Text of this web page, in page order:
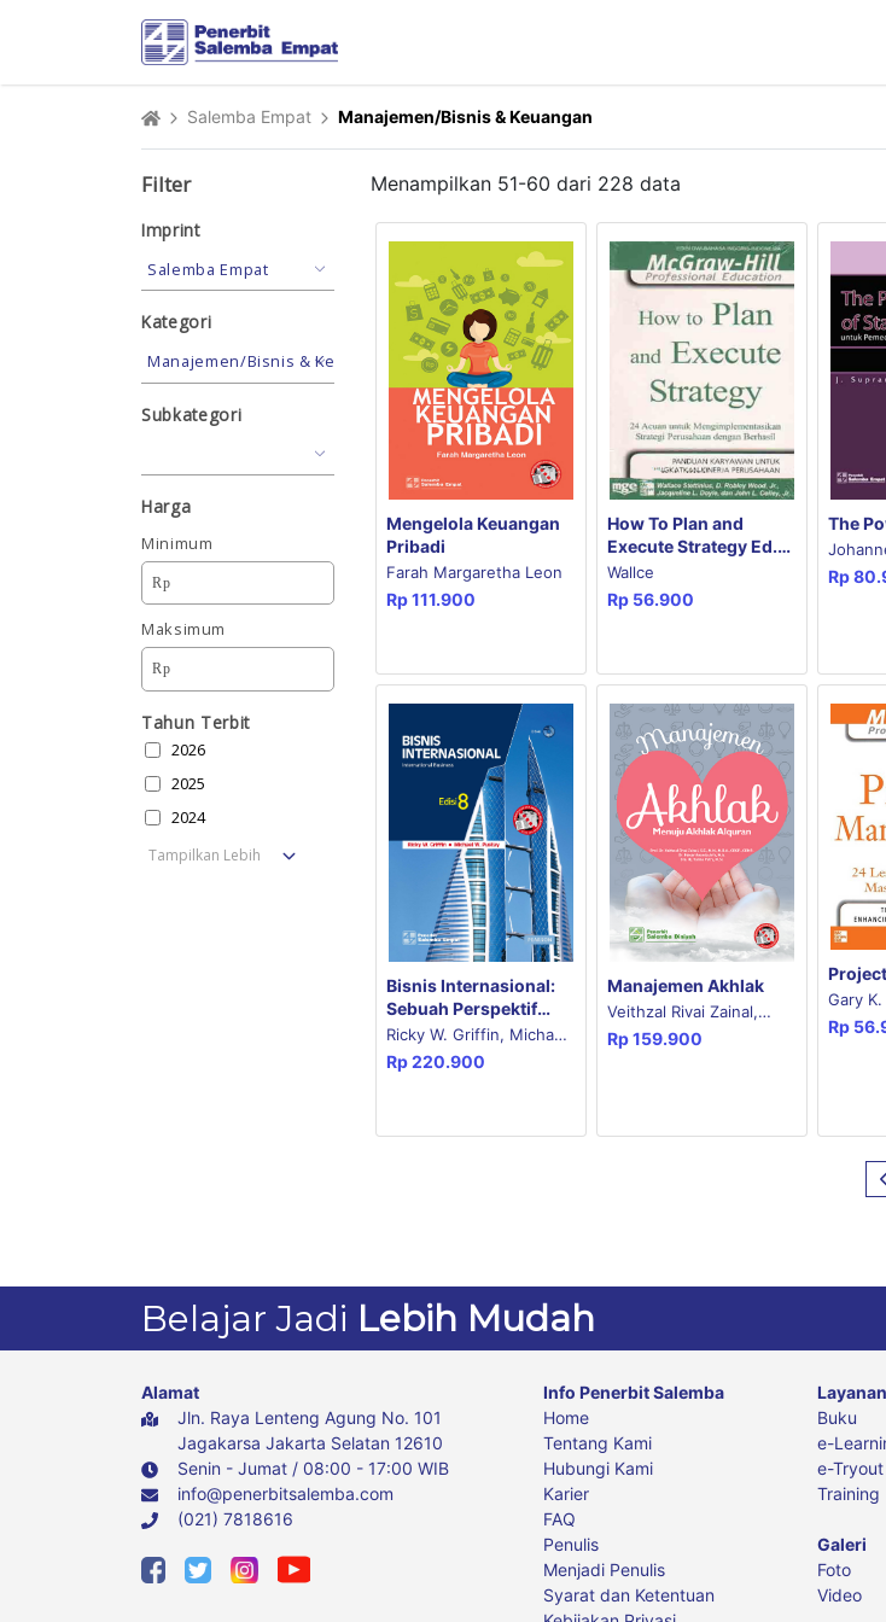
Salemba Empat Manajemen/Bisnis & Keuangan
Filter
Imprint
Kategori
Subkategori
Harga
Minimum
Rp
Maksimum
Rp
Tahun Terbit
2026
2025
2024
Tampilkan Lebih
Menampilkan 51-60 dari 228 data
Mengelola Keuangan
Pribadi
Farah Margaretha Leon
Rp111.900
How To Plan and
Execute Strategy Ed.
Dwi Bahasa
Wallce
Rp 56.900
The
Rp
Bisnis Internasional:
Sebuah Perspektif
Manajerial Edisi ke-8
CD-Book
Ricky W. Griffin, Michael
W. Pustay
Rp220.900
Manajemen Akhlak
Veithzal Rivai Zainal,
Faisar Ananda Arfa,
Rp159.900
Gary
Rp
Belajar Jadi Lebih Mudah
Alamat
Jln. Raya Lenteng Agung No. 101
Jagakarsa Jakarta Selatan 12610
Senin - Jumat / 08:00 - 17:00 WIB
info@penerbitsalemba.com
(021) 7818616
Info Penerbit Salemba
Home
Tentang Kami
Hubungi Kami
Karier
FAQ
Penulis
Menjadi Penulis
Syarat dan Ketentuan
Layanan
Buku
e-
e-Tryout
Training
Galeri
Foto
Video